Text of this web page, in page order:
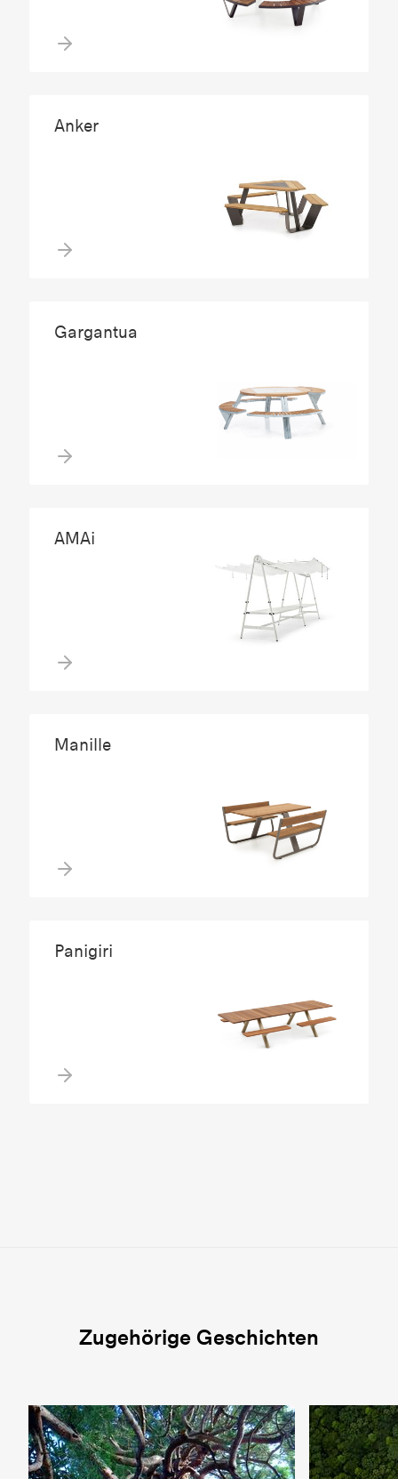
Anker
Gargantua
AMAi
Manille
Panigiri
Zugehörige Geschichten